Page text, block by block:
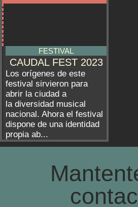
FESTIVAL
CAUDAL FEST 2023
Los orígenes de este
festival sirvieron para
abrir la ciudad a
la diversidad musical
nacional. Ahora el festival
dispone de una identidad
propia ab...